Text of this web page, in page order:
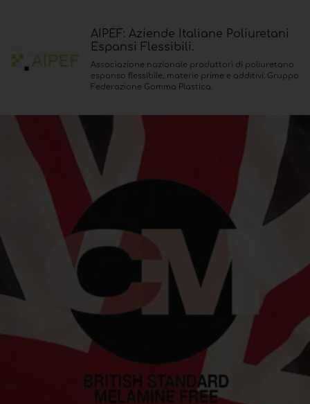
AIPEF: Aziende Italiane Poliuretani
Espansi Flessibili.
Associazione nazionale produttori di poliuretano
espanso flessibile, materie prime e additivi. Gruppo
Federazione Gomma Plastica.